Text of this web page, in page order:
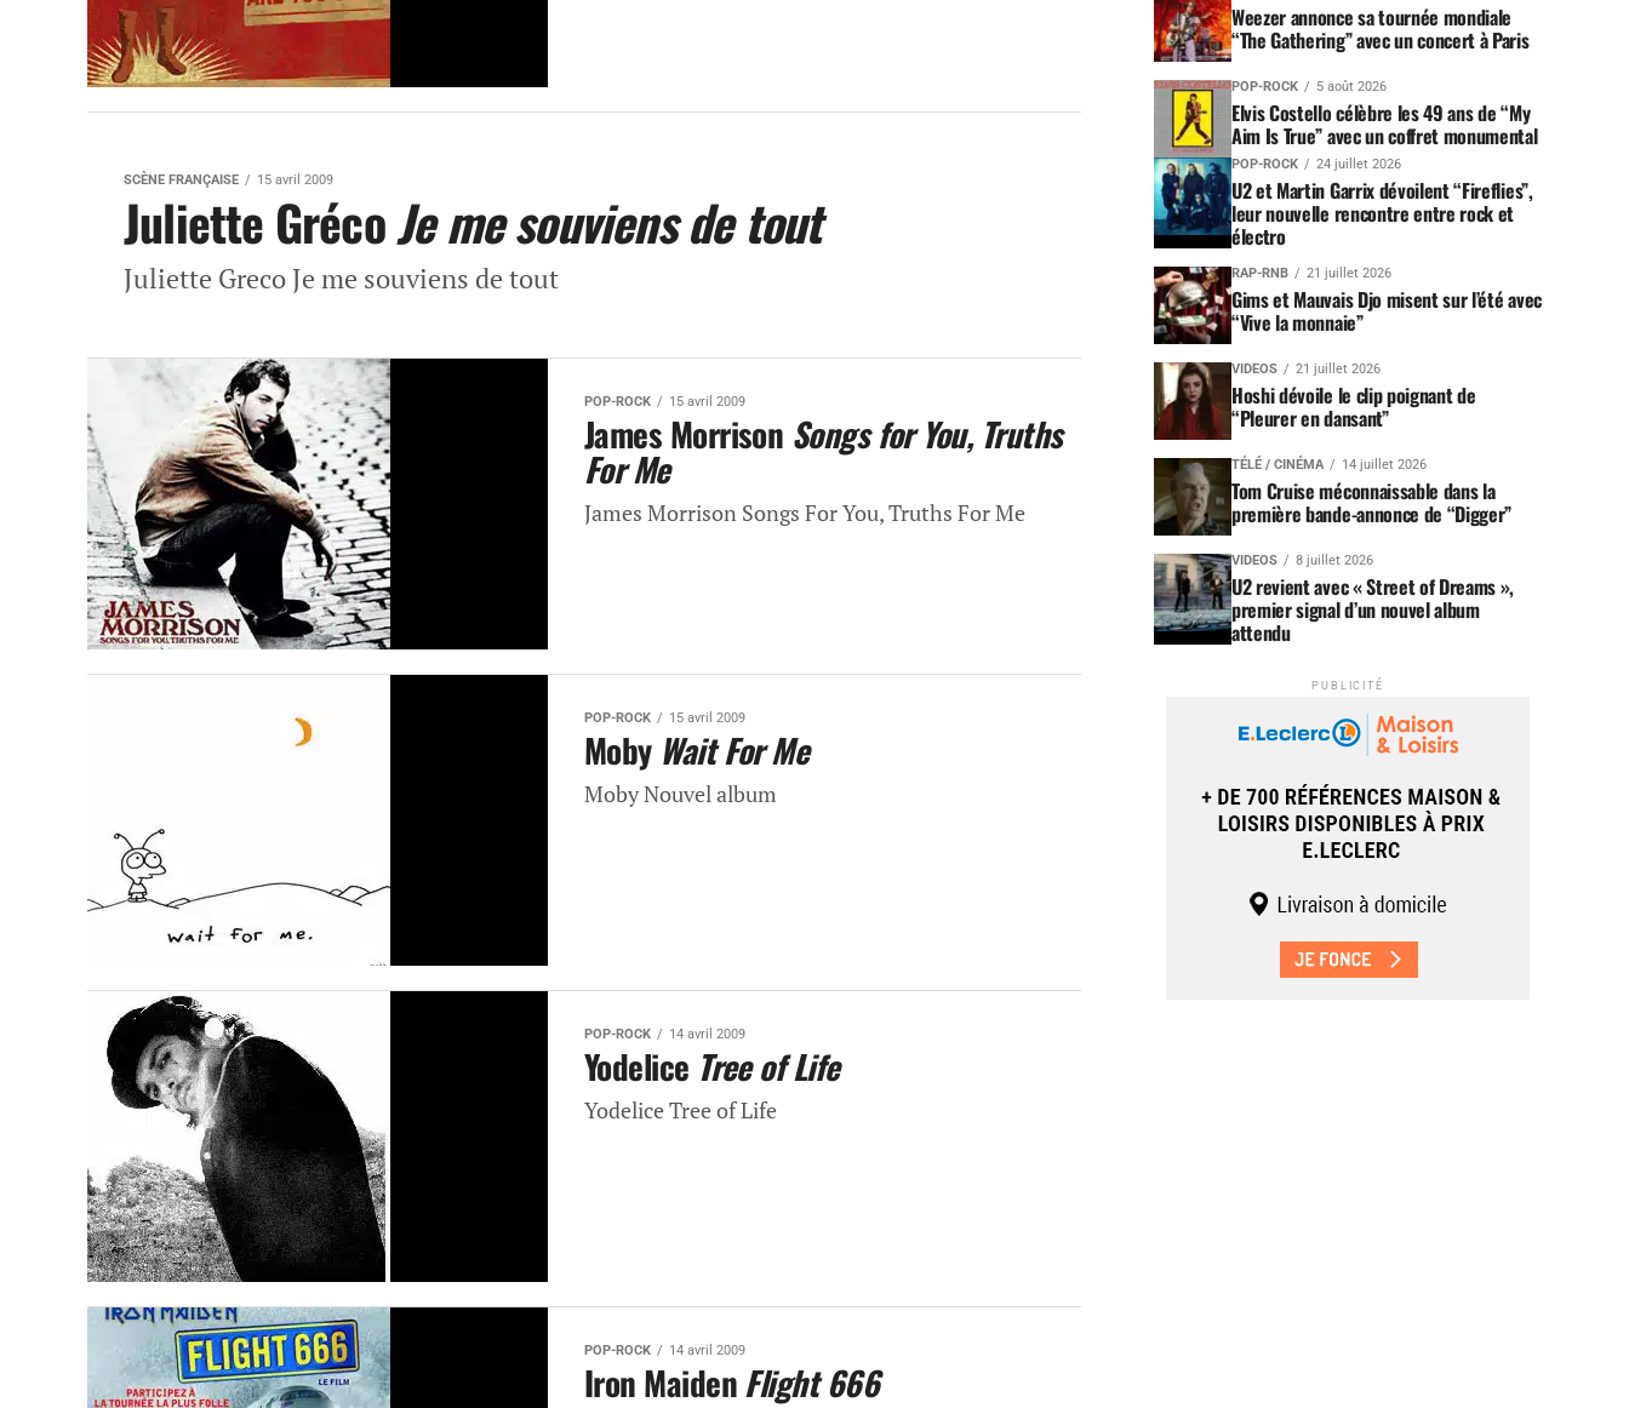
SCÈNE FRANÇAISE 15 avril 2009
Juliette GrécoJe me souviens de tout
Juliette Greco Je me souviens de tout
POP-ROCK 15 avril 2009
James Morrison Songs for You, Truths
For Me
James Morrison Songs For You, Truths For Me
POP-ROCK 15 avril 2009
Moby Wait For Me
Moby Nouvel album
POP-ROCK 14 avril 2009
Yodelice Tree of Life
Yodelice Tree of Life
POP-ROCK 14 avril 2009
Iron MaidenFlight 666
Weezer annonce sa tournée mondiale
“The Gathering” avec un concert à Paris
POP-ROCK 5 août 2026
Elvis Costello célèbre les 49 ans de “My
Aim Is True” avec un coffret monumental
POP-ROCK 24 juillet 2026
U2 et Martin Garrix dévoilent “Fireflies”,
leur nouvelle rencontre entre rock et
électro
RAP-RNB 21 juillet 2026
Gims et Mauvais Djo misent sur l’été avec
“Vive la monnaie”
VIDEOS 21 juillet 2026
Hoshi dévoile le clip poignant de
“Pleurer en dansant”
TÉLÉ / CINÉMA 14 juillet 2026
Tom Cruise méconnaissable dans la
première bande-annonce de “Digger”
VIDEOS 8 juillet 2026
U2 revient avec « Street of Dreams »,
premier signal d’un nouvel album
attendu
PUBLICITÉ